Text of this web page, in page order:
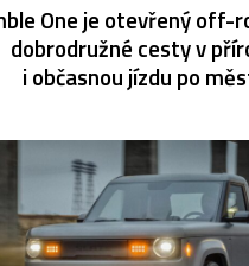
One je otevřený off-
dobrodružné cesty v
i občasnou jízdu po